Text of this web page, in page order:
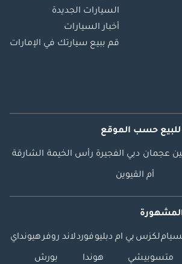
السيارات الجديدة
أخبار السيارات
قم ببيع سيارتك في الإمارات
للبيع حسب الموقع
عجمان دبي الفجيرة رأس الخيمة الشارقة
أم القيوين
لكزس بي ام دبليوفوردلاند روفرهيونداي
متسوبيشي هوندا بورش